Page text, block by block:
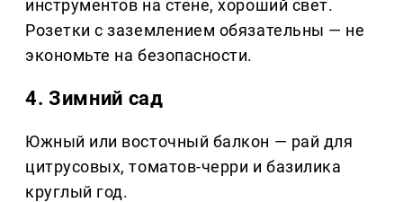
инструментов на стене, хороший свет.
Розетки с заземлением обязательны — не
экономьте на безопасности.
4. Зимний сад
Южный или восточный балкон — рай для
цитрусовых, томатов-черри и базилика
круглый год.